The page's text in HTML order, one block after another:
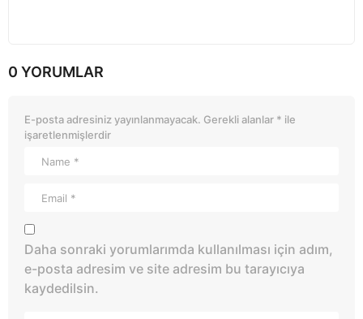
0 YORUMLAR
E-posta adresiniz yayınlanmayacak. Gerekli alanlar * ile
işaretlenmişlerdir
Daha sonraki yorumlarımda kullanılması için adım,
e-posta adresim ve site adresim bu tarayıcıya
kaydedilsin.